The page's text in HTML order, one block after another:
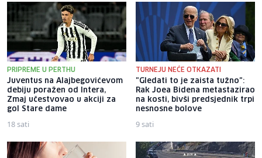
PRIPREME U PERTHU
Juventus na Alajbegovićevom
debiju poražen od Intera,
Zmaj učestvovao u akciji za
gol Stare dame
18 sati
TURNEJU NEĆE OTKAZATI
"Gledati to je zaista tužno":
Rak Joea Bidena metastazirao
na kosti, bivši predsjednik trpi
nesnosne bolove
9 sati